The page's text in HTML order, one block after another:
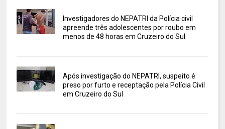
Investigadores do NEPATRI da Polícia civil
apreende três adolescentes por roubo em
menos de 48 horas em Cruzeiro do Sul
Após investigação do NEPATRI, suspeito é
preso por furto e receptação pela Polícia Civil
em Cruzeiro do Sul